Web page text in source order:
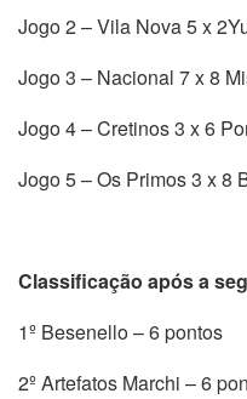
Jogo 2 – Vila Nova 5 x
Jogo 3 – Nacional 7 x 8
Jogo 4 – Cretinos 3 x 6
Jogo 5 – Os Primos 3 x 8
Classificação após a
1º Besenello – 6 pontos
2º Artefatos Marchi – 6